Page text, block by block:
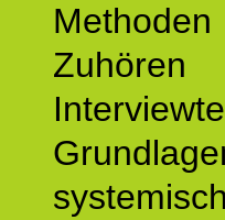
Zuhören